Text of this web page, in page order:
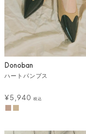
Donoban
ハートパンプス
¥5,940 税込